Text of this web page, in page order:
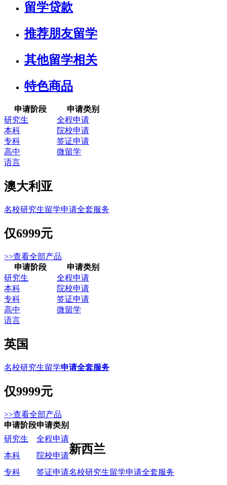
留学贷款
推荐朋友留学
其他留学相关
特色商品
申请阶段
申请类别
研究生
全程申请
本科
院校申请
专科
签证申请
高中
微留学
语言
澳大利亚
名校研究生留学申请全套服务
仅6999元
>>查看全部产品
申请阶段
申请类别
研究生
全程申请
本科
院校申请
专科
签证申请
高中
微留学
语言
英国
名校研究生留学申请全套服务
仅9999元
>>查看全部产品
申请阶段申请类别
研究生
全程申请
新西兰
名校研究生留学申请全套服务
本科
院校申请
专科
签证申请